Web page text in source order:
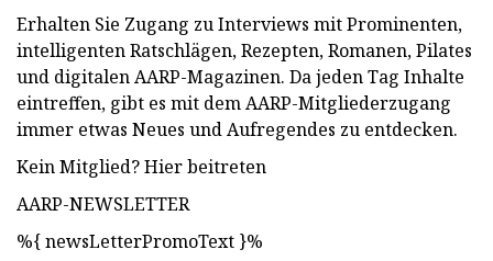
Erhalten Sie Zugang zu Interviews mit Prominenten,
intelligenten Ratschlägen, Rezepten, Romanen, Pilates
und digitalen AARP-Magazinen. Da jeden Tag Inhalte
eintreffen, gibt es mit dem AARP-Mitgliederzugang
immer etwas Neues und Aufregendes zu entdecken.
Kein Mitglied? Hier beitreten
AARP-NEWSLETTER
%{ newsLetterPromoText }%